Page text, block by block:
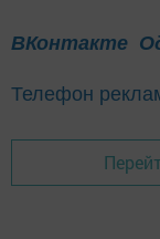
ВКонтакте
Телефон